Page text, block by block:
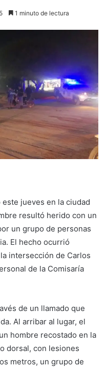
1 minuto de lectura
jueves en la ciudad
resultó herido con un
un grupo de personas
El hecho ocurrió
intersección de Carlos
de la Comisaría
de un llamado que
Al arribar al lugar, el
hombre recostado en la
dorsal, con lesiones
metros, un grupo de